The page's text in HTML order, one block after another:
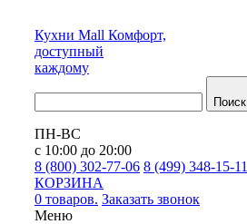
Кухни Mall Комфорт,
доступный
каждому
Поиск
ПН-ВС
с 10:00 до 20:00
8 (800) 302-77-06 8 (499) 348-15-11
КОРЗИНА
0 товаров. Заказать звонок
Меню